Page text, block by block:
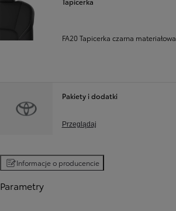
FA20 Tapicerka czarna materiałowa
Pakiety i dodatki
Przeglądaj
Informacje o producencie
Parametry